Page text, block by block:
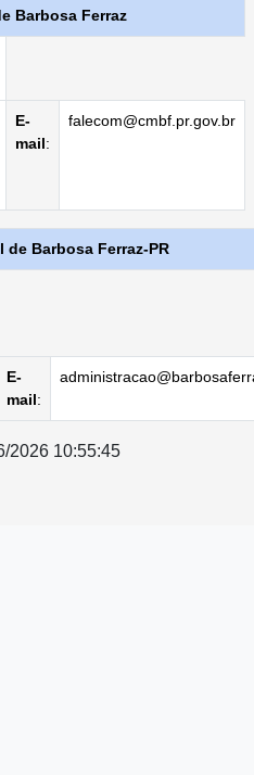
Barbosa Ferraz
E-
mail:
falecom@cmbf.pr.gov.br
Barbosa Ferraz-PR
E-
mail:
2026 10:55:45